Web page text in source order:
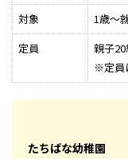
対象
1歳～
定員
親子
※定員
たちばな幼稚園